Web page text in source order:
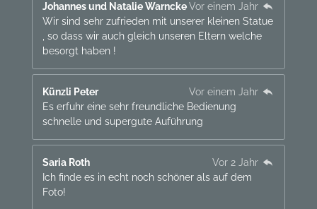
Johannes und Natalie Warncke Vor einem Jahr
Wir sind sehr zufrieden mit unserer kleinen Statue
, so dass wir auch gleich unseren Eltern welche
besorgt haben !
Künzli Peter
Vor einem Jahr
Es erfuhr eine sehr freundliche Bedienung
schnelle und supergute Auführung
Saria Roth
Vor 2 Jahr
Ich finde es in echt noch schöner als auf dem
Foto!